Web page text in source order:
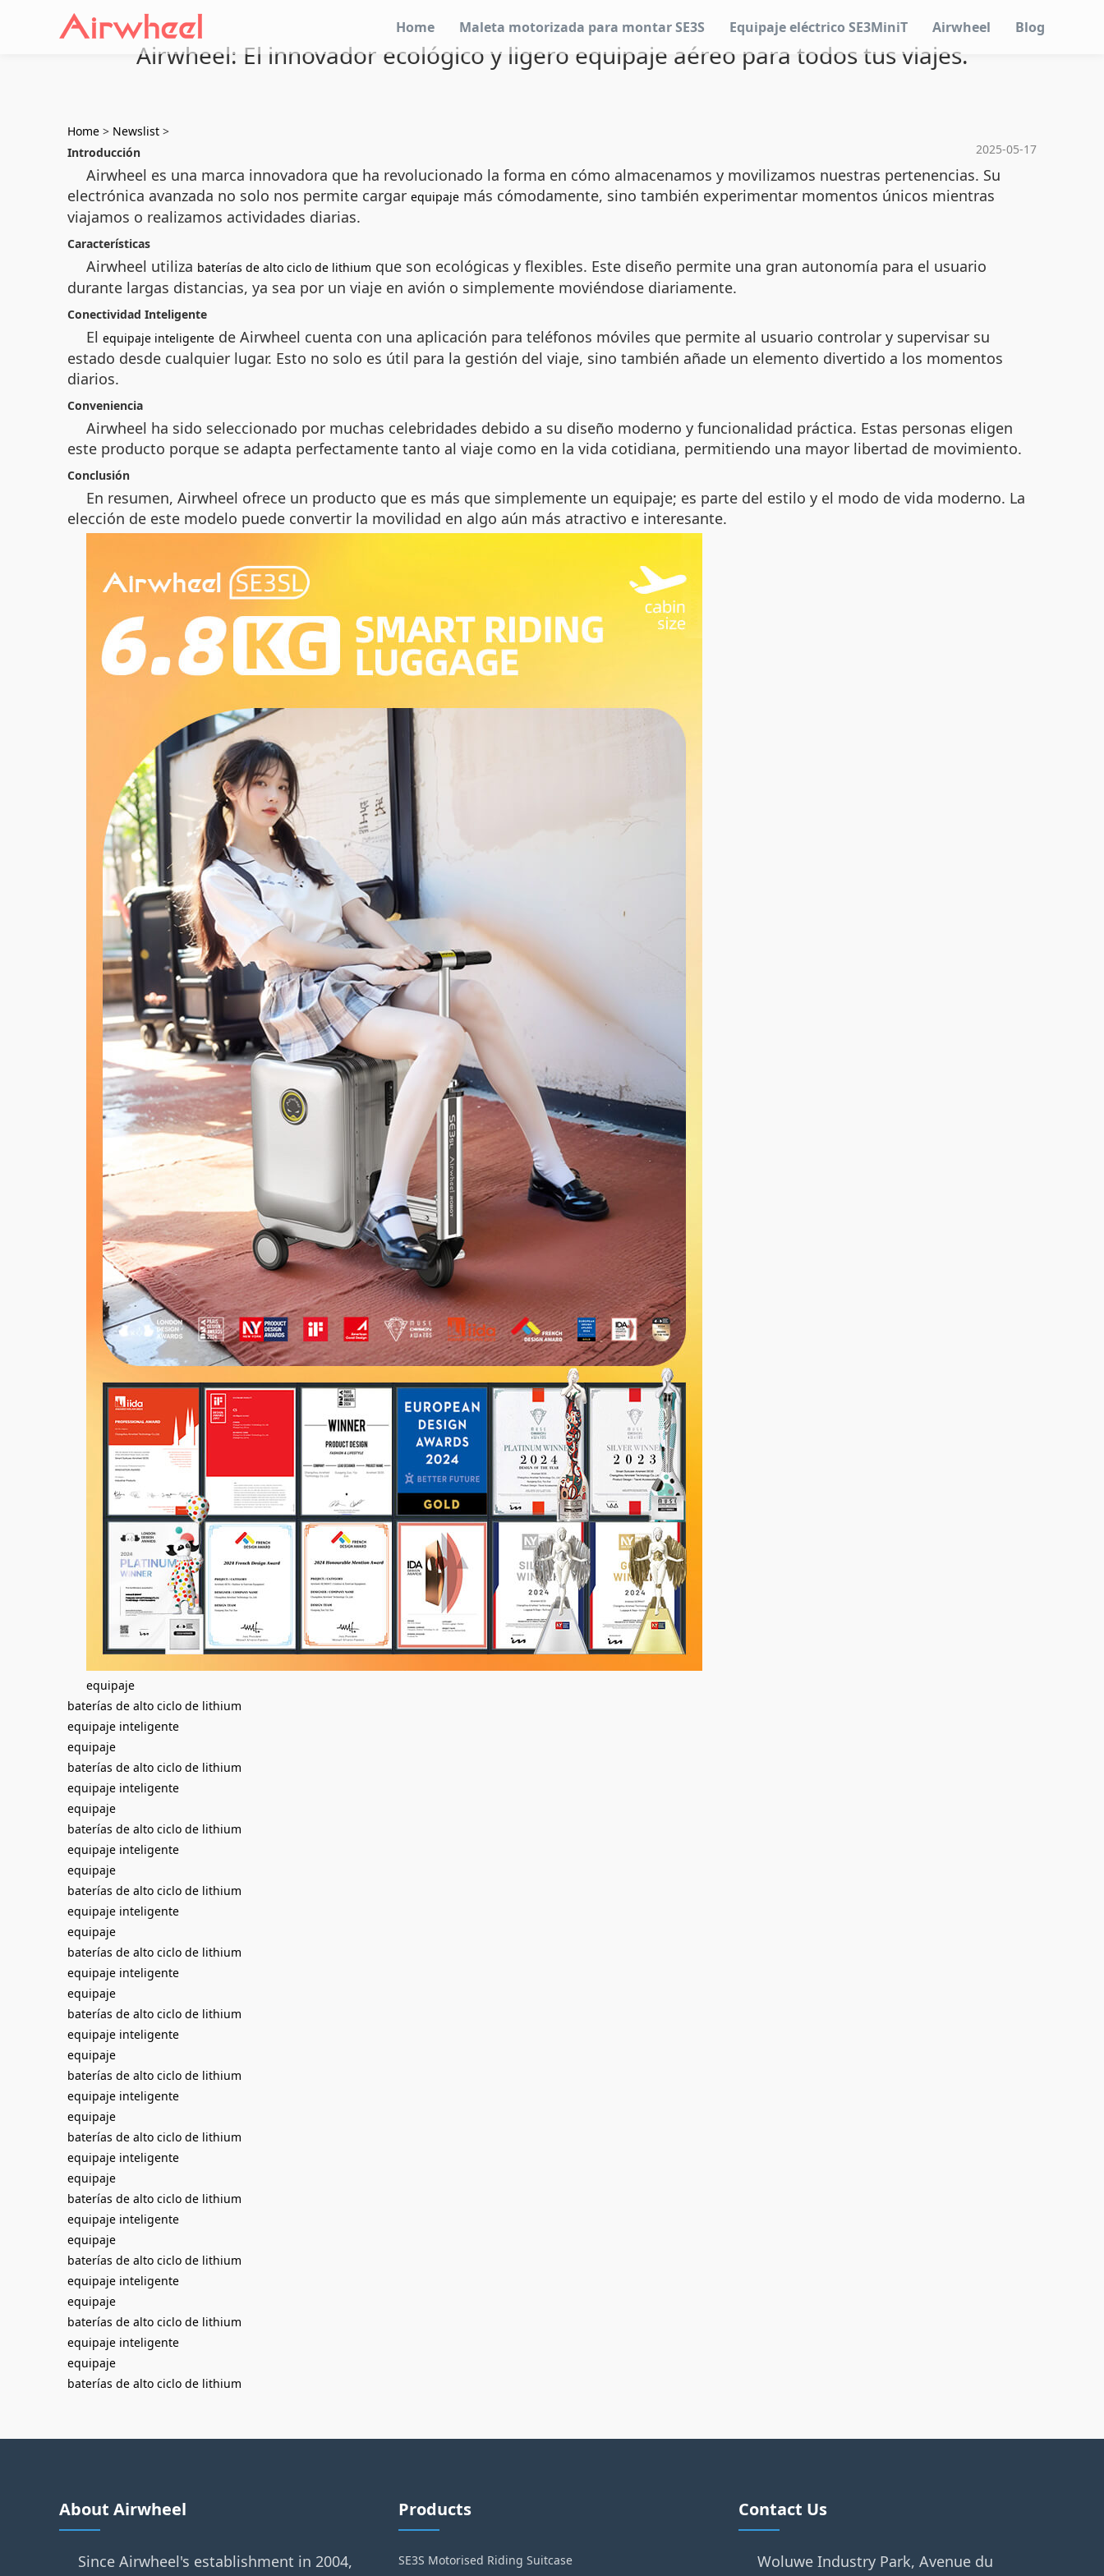
Home Maleta motorizada para montar SE3S Equipaje eléctrico SE3MiniT Airwheel Blog
Airwheel: El innovador ecológico y ligero equipaje aéreo para todos tus viajes.
Home > Newslist >
2025-05-17
Introducción
Airwheel es una marca innovadora que ha revolucionado la forma en cómo almacenamos y movilizamos nuestras pertenencias. Su
electrónica avanzada no solo nos permite cargar equipaje más cómodamente, sino también experimentar momentos únicos mientras
viajamos o realizamos actividades diarias.
Características
Airwheel utiliza baterías de alto ciclo de lithium que son ecológicas y flexibles. Este diseño permite una gran autonomía para el usuario
durante largas distancias, ya sea por un viaje en avión o simplemente moviéndose diariamente.
Conectividad Inteligente
El equipaje inteligente de Airwheel cuenta con una aplicación para teléfonos móviles que permite al usuario controlar y supervisar su
estado desde cualquier lugar. Esto no solo es útil para la gestión del viaje, sino también añade un elemento divertido a los momentos
diarios.
Conveniencia
Airwheel ha sido seleccionado por muchas celebridades debido a su diseño moderno y funcionalidad práctica. Estas personas eligen
este producto porque se adapta perfectamente tanto al viaje como en la vida cotidiana, permitiendo una mayor libertad de movimiento.
Conclusión
En resumen, Airwheel ofrece un producto que es más que simplemente un equipaje; es parte del estilo y el modo de vida moderno. La
elección de este modelo puede convertir la movilidad en algo aún más atractivo e interesante.
equipaje
baterías de alto ciclo de lithium
equipaje inteligente
equipaje
baterías de alto ciclo de lithium
equipaje inteligente
equipaje
baterías de alto ciclo de lithium
equipaje inteligente
equipaje
baterías de alto ciclo de lithium
equipaje inteligente
equipaje
baterías de alto ciclo de lithium
equipaje inteligente
equipaje
baterías de alto ciclo de lithium
equipaje inteligente
equipaje
baterías de alto ciclo de lithium
equipaje inteligente
equipaje
baterías de alto ciclo de lithium
equipaje inteligente
equipaje
baterías de alto ciclo de lithium
equipaje inteligente
equipaje
baterías de alto ciclo de lithium
equipaje inteligente
equipaje
baterías de alto ciclo de lithium
equipaje inteligente
equipaje
baterías de alto ciclo de lithium
About Airwheel
Since Airwheel's establishment in 2004,
Products
SE3S Motorised Riding Suitcase
Contact Us
Woluwe Industry Park, Avenue du